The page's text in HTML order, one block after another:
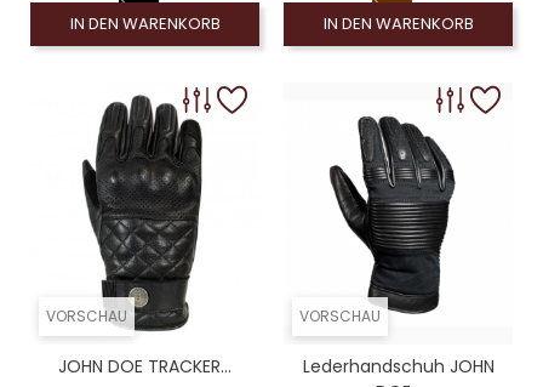
IN DEN WARENKORB IN DEN WARENKORB
VORSCHAU
JOHN DOE TRACKER...
VORSCHAU
Lederhandschuh JOHN